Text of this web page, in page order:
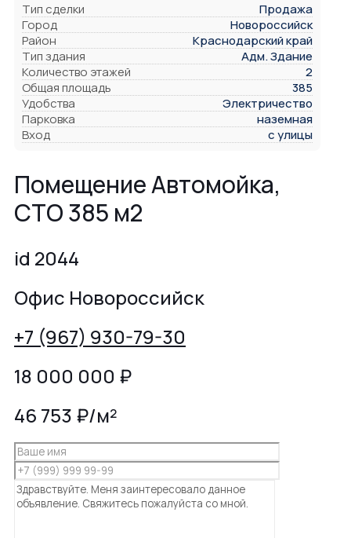
Тип сделки
Продажа
Город
Новороссийск
Район
Краснодарский край
Тип здания
Адм. Здание
Количество этажей
2
Общая площадь
385
Удобства
Электричество
Парковка
наземная
Вход
с улицы
Помещение Автомойка,
СТО 385 м2
id 2044
Офис Новороссийск
+7 (967) 930-79-30
18 000 000 ₽
46 753 ₽/м²